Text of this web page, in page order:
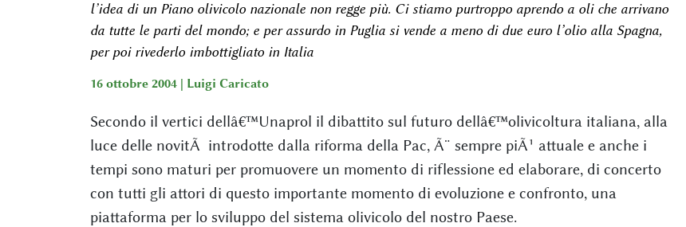
l’idea di un Piano olivicolo nazionale non regge più. Ci stiamo purtroppo aprendo a oli che arrivano
da tutte le parti del mondo; e per assurdo in Puglia si vende a meno di due euro l’olio alla Spagna,
per poi rivederlo imbottigliato in Italia
16 ottobre 2004 | Luigi Caricato
Secondo il vertici dellâ€™Unaprol il dibattito sul futuro dellâ€™olivicoltura italiana, alla
luce delle novitÃ introdotte dalla riforma della Pac, Ã¨ sempre piÃ¹ attuale e anche i
tempi sono maturi per promuovere un momento di riflessione ed elaborare, di concerto
con tutti gli attori di questo importante momento di evoluzione e confronto, una
piattaforma per lo sviluppo del sistema olivicolo del nostro Paese.